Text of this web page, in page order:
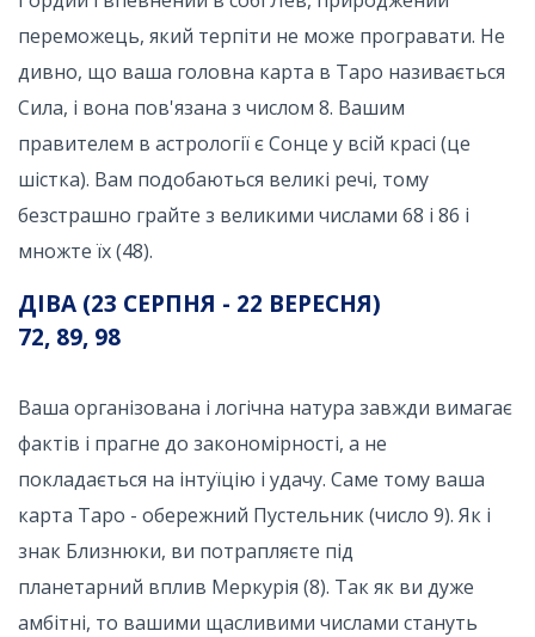
переможець, який терпіти не може програвати. Не
дивно, що ваша головна карта в Таро називається
Сила, і вона пов'язана з числом 8. Вашим
правителем в астрології є Сонце у всій красі (це
шістка). Вам подобаються великі речі, тому
безстрашно грайте з великими числами 68 і 86 і
множте їх (48).
ДІВА (23 СЕРПНЯ - 22 ВЕРЕСНЯ)
72, 89, 98
Ваша організована і логічна натура завжди вимагає
фактів і прагне до закономірності, а не
покладається на інтуїцію і удачу. Саме тому ваша
карта Таро - обережний Пустельник (число 9). Як і
знак Близнюки, ви потрапляєте під
планетарний вплив Меркурія (8). Так як ви дуже
амбітні, то вашими щасливими числами стануть